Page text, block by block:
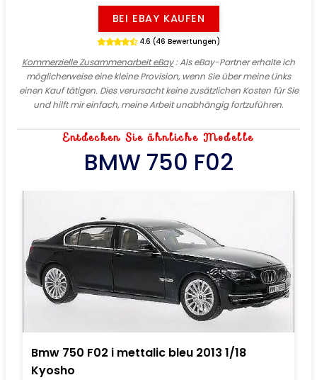
BEI EBAY KAUFEN
4.6 (46 Bewertungen)
Kommerzielle Zusammenarbeit eBay: Als eBay-Partner erhalte ich
möglicherweise eine kleine Provision, wenn Sie über meine Links
einen Kauf tätigen. Dies verursacht keine zusätzlichen Kosten für Sie
und hilft mir einfach, meine Arbeit unabhängig fortzuführen.
Entdecken Sie ähnliche Modelle
BMW 750 F02
Bmw 750 F02 i mettalic bleu 2013 1/18
Kyosho